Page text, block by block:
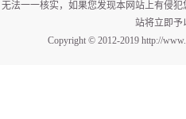
无法一一核实，如果您发现本网站上有侵
站将立即予
Copyright © 2012-2019 http://